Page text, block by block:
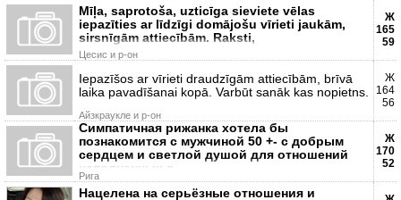
Mīļa, saprotoša, uzticīga sieviete vēlas
iepazīties ar līdzīgi domājošu vīrieti jaukām,
sirsnīgām attiecībām. Raksti,
Цесис и р-он
Ж
165
59
Iepazīšos ar vīrieti draudzīgām attiecībām, brīvā
laika pavadīšanai kopā. Varbūt sanāk kas nopietns.
Айзкраукле и р-он
Ж
164
56
Cимпатичная рижанка хотела бы
познакомится с мужчиной 50 +- с добрым
сердцем и светлой душой для отношений
наполненных р
Рига
Ж
170
52
Нацелена на серьёзные отношения и